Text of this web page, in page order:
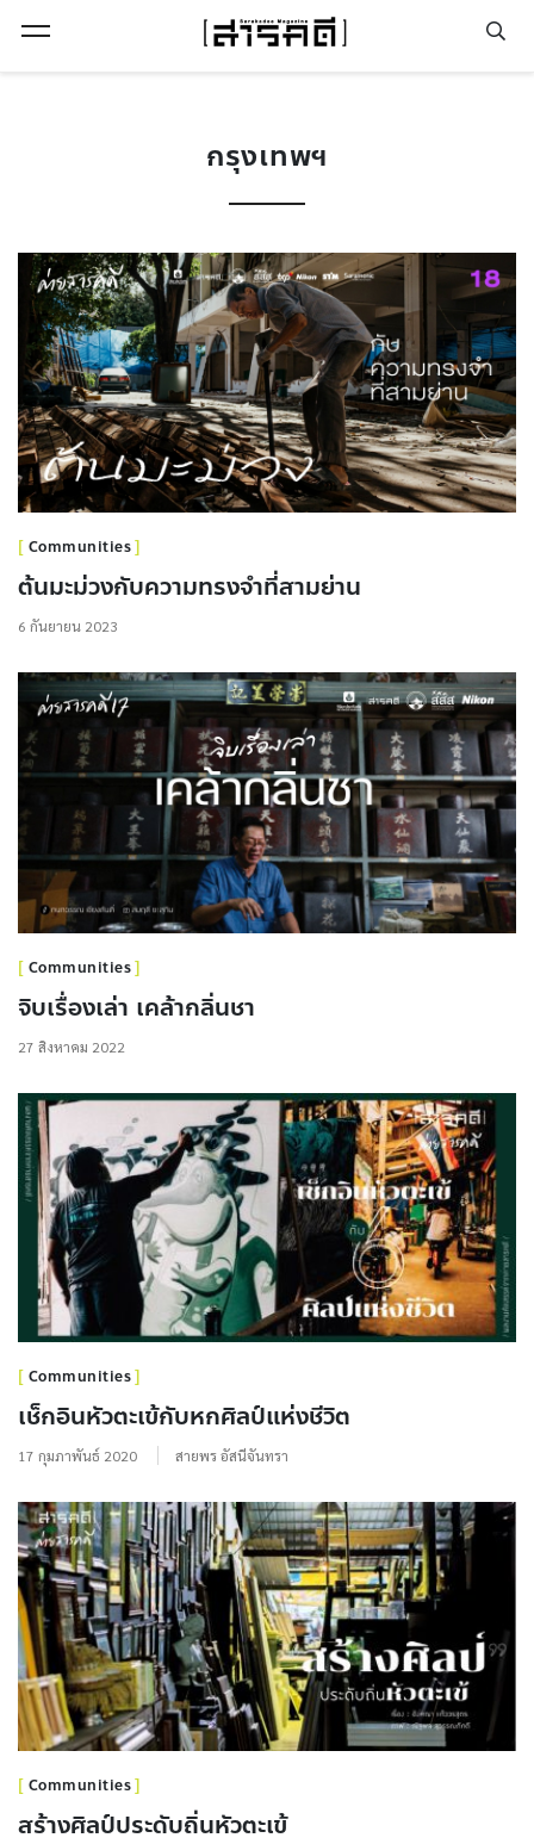
กรุงเทพฯ
Communities
ต้นมะม่วงกับความทรงจำที่สามย่าน
6 กันยายน 2023
Communities
จิบเรื่องเล่า เคล้ากลิ่นชา
27 สิงหาคม 2022
Communities
เช็กอินหัวตะเข้กับหกศิลป์แห่งชีวิต
17 กุมภาพันธ์ 2020 สายพร อัสนีจันทรา
Communities
สร้างศิลป์ประดับถิ่นหัวตะเข้